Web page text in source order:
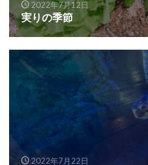
2022年7月12日
実りの季節
2022年7月22日